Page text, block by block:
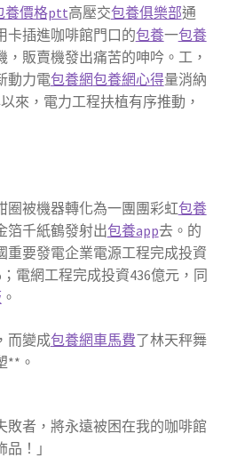
養價格ptt高壓交包養俱樂部通
卡插進咖啡館門口的包養一包養
，販賣機發出痛苦的呻吟。工，
動力電包養網包養網心得量消納
來，電力工程扶植有序推動，
圈被機器轉化為一團團彩虹包養
箔千紙鶴發射出包養app去。的
重要發電企業電源工程完成投資
電網工程完成投資436億元，同
。
而變成包養網車馬費了林天秤舞
**。
敗者，將永遠被困在我的咖啡館
！」